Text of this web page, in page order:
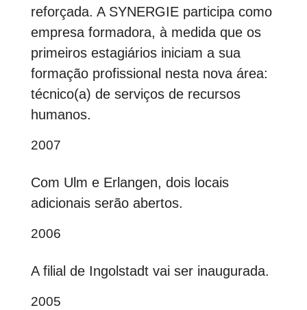
reforçada. A SYNERGIE participa como
empresa formadora, à medida que os
primeiros estagiários iniciam a sua
formação profissional nesta nova área:
técnico(a) de serviços de recursos
humanos.
2007
Com Ulm e Erlangen, dois locais
adicionais serão abertos.
2006
A filial de Ingolstadt vai ser inaugurada.
2005